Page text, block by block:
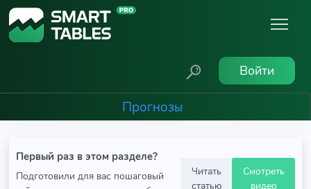
Войти
Прогнозы
Первый раз в этом разделе?
Подготовили для вас пошаговый
Читать
статью
Смотреть
видео